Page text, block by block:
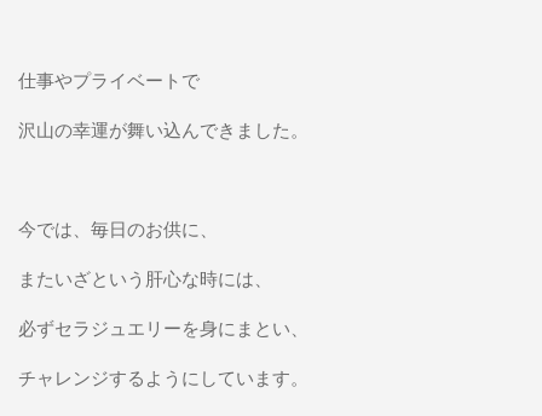
仕事やプライベートで
沢山の幸運が舞い込んできました。
今では、毎日のお供に、
またいざという肝心な時には、
必ずセラジュエリーを身にまとい、
チャレンジするようにしています。